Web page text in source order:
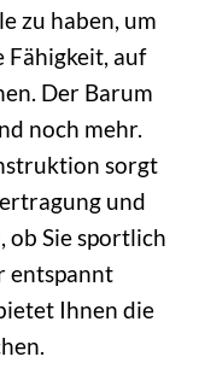
zu haben, um
Fähigkeit, auf
Der Barum
noch mehr.
sorgt
und
ob Sie sportlich
entspannt
Ihnen die